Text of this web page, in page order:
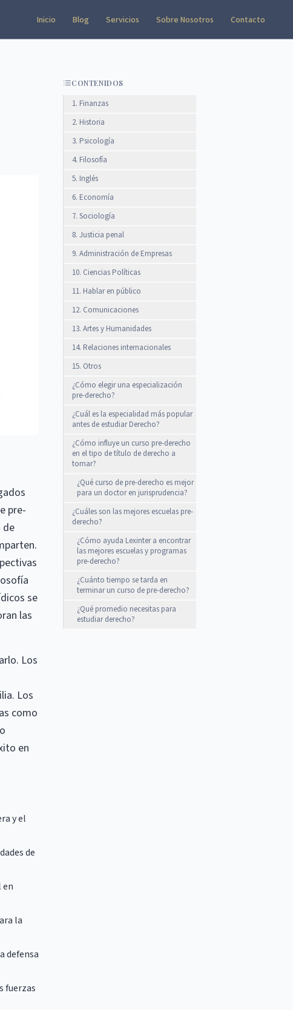
Inicio Blog Servicios Sobre Nosotros Contacto
pre-
de
se
las
Los
Los
como
en
y el
de
en
la
defensa
fuerzas
CONTENIDOS
1. Finanzas
2. Historia
3. Psicología
4. Filosofía
5. Inglés
6. Economía
7. Sociología
8. Justicia penal
9. Administración de Empresas
10. Ciencias Políticas
11. Hablar en público
12. Comunicaciones
13. Artes y Humanidades
14. Relaciones internacionales
15. Otros
¿Cómo elegir una especialización
pre-derecho?
¿Cuál es la especialidad más popular
antes de estudiar Derecho?
¿Cómo influye un curso pre-derecho
en el tipo de título de derecho a
tomar?
¿Qué curso de pre-derecho es mejor
para un doctor en jurisprudencia?
¿Cuáles son las mejores escuelas pre-
derecho?
¿Cómo ayuda Lexinter a encontrar
las mejores escuelas y programas
pre-derecho?
¿Cuánto tiempo se tarda en
terminar un curso de pre-derecho?
¿Qué promedio necesitas para
estudiar derecho?